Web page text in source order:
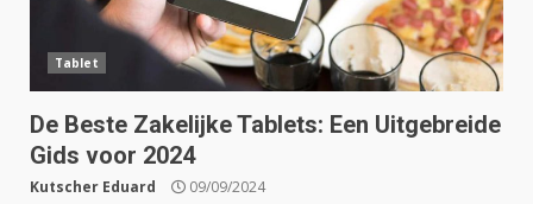
Tablet
De Beste Zakelijke Tablets: Een Uitgebreide
Gids voor 2024
Kutscher Eduard 09/09/2024